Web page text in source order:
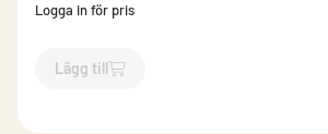
Logga in för pris
Lägg till
`$Lägg till